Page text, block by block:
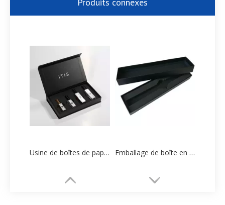
Usine de boîtes de papier d'emballage de parfum personnalisé de Chine Emballage de boîte en papier de montre personnalisée Fabricant